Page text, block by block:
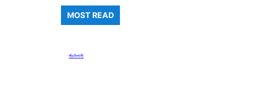
MOST READ
পাঁচমিশালী